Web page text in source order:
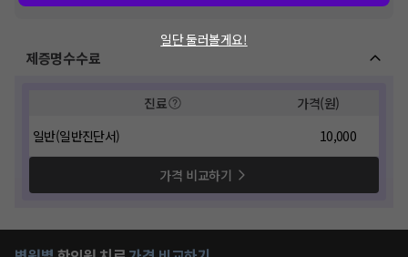
제증명수수료
진료
가격(원)
일반(일반진단서)
10,000
가격 비교하기
일단 둘러볼게요!